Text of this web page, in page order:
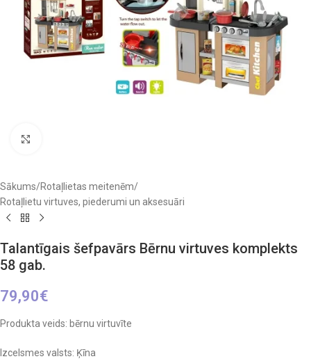
Sākums/Rotaļlietas meitenēm/
Rotaļlietu virtuves, piederumi un aksesuāri
Talantīgais šefpavārs Bērnu virtuves komplekts
58 gab.
79,90€
Produkta veids: bērnu virtuvīte
Izcelsmes valsts: Ķīna